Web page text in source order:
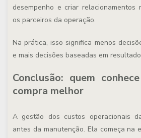
desempenho e criar relacionamentos
os parceiros da operação.
Na prática, isso significa menos
e mais decisões baseadas em
Conclusão: quem
compra melhor
A gestão dos custos operacionais
antes da manutenção. Ela começa na